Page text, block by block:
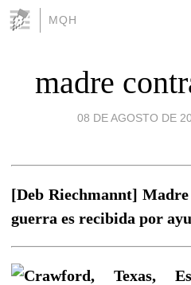
MQH
madre
08 DE AGOSTO DE
[Deb Riechmannt]
guerra es recibida por
Crawford, Texas,